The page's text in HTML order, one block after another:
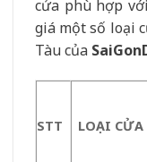
cửa phù hợp
giá một số loại
Tàu của
STT LOẠI CỬA